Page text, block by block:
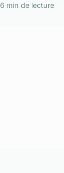
6 min de lecture